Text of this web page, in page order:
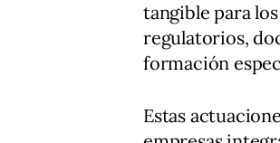
tangible para
regulatorios,
formación
Estas